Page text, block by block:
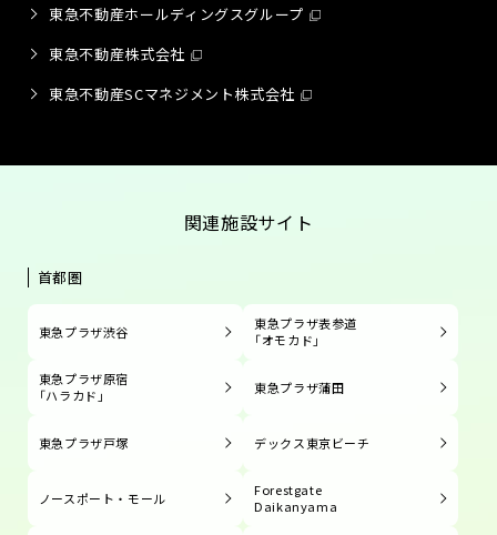
東急不動産ホールディングスグループ
東急不動産株式会社
東急不動産SCマネジメント株式会社
関連施設サイト
首都圏
東急プラザ渋谷
東急プラザ表参道
「オモカド」
東急プラザ原宿
「ハラカド」
東急プラザ蒲田
東急プラザ戸塚 デックス東京ビーチ
ノースポート・モール
Forestgate
Daikanyama